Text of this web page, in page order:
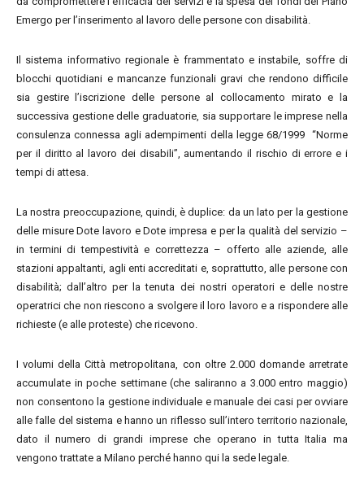
Emergo per l’inserimento al lavoro delle persone con disabilità.
Il sistema informativo regionale è frammentato e instabile, soffre di
blocchi quotidiani e mancanze funzionali gravi che rendono difficile
sia gestire l’iscrizione delle persone al collocamento mirato e la
successiva gestione delle graduatorie, sia supportare le imprese nella
consulenza connessa agli adempimenti della legge 68/1999 “Norme
per il diritto al lavoro dei disabili”, aumentando il rischio di errore e i
tempi di attesa.
La nostra preoccupazione, quindi, è duplice: da un lato per la gestione
delle misure Dote lavoro e Dote impresa e per la qualità del servizio –
in termini di tempestività e correttezza – offerto alle aziende, alle
stazioni appaltanti, agli enti accreditati e, soprattutto, alle persone con
disabilità; dall’altro per la tenuta dei nostri operatori e delle nostre
operatrici che non riescono a svolgere il loro lavoro e a rispondere alle
richieste (e alle proteste) che ricevono.
I volumi della Città metropolitana, con oltre 2.000 domande arretrate
accumulate in poche settimane (che saliranno a 3.000 entro maggio)
non consentono la gestione individuale e manuale dei casi per ovviare
alle falle del sistema e hanno un riflesso sull’intero territorio nazionale,
dato il numero di grandi imprese che operano in tutta Italia ma
vengono trattate a Milano perché hanno qui la sede legale.